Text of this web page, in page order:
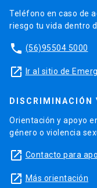
Teléfono en caso de
riesgo tu vida dentro
phone (56)95504 5000
launch Ir al sitio de
DISCRIMINACIÓN
Orientación y apoyo
género o violencia
launch Contacto para
launch Más orientación